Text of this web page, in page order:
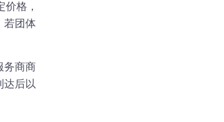
格，
若团体
务商商
达后以